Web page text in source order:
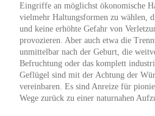
Eingriffe an möglichst ökonomische
vielmehr Haltungsformen zu wählen,
und keine erhöhte Gefahr von
provozieren. Aber auch etwa die
unmittelbar nach der Geburt, die
Befruchtung oder das komplett
Geflügel sind mit der Achtung der
vereinbaren. Es sind Anreize für
Wege zurück zu einer naturnahen